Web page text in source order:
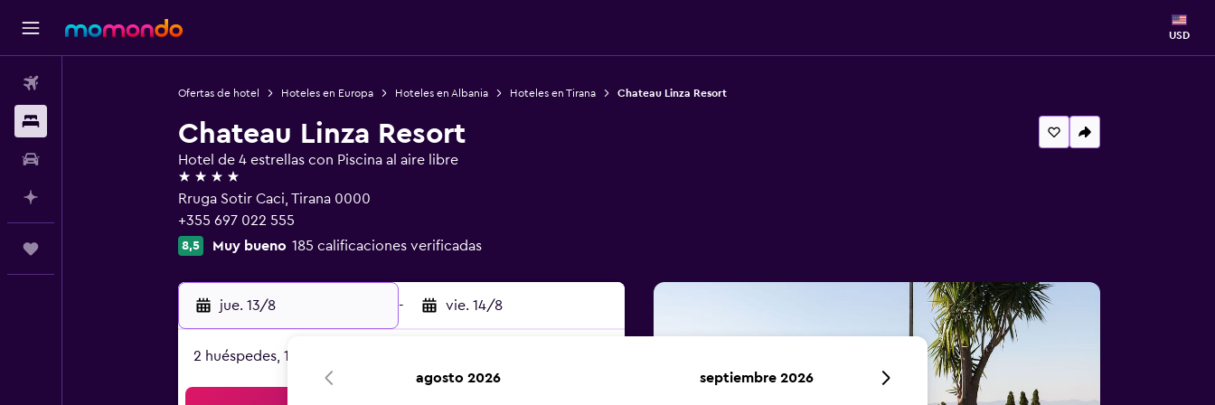
USD
Ofertas de hotel Hoteles en Europa Hoteles en Albania Hoteles en Tirana Chateau Linza Resort
Chateau Linza Resort
Hotel de 4 estrellas con Piscina al aire libre
4 estrellas
Rruga Sotir Caci, Tirana 0000
+355 697 022 555
8,5 Muy bueno 185 calificaciones verificadas
jue. 13/8 - vie. 14/8
2 huéspedes, 1 habitación
agosto 2026 septiembre 2026